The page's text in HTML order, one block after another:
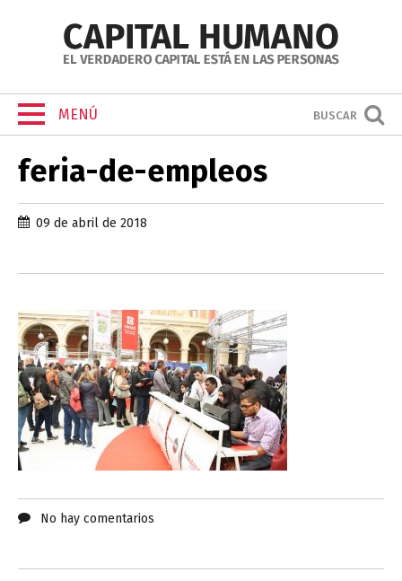
MENÚ BUSCAR
feria-de-empleos
09 de abril de 2018
No hay comentarios